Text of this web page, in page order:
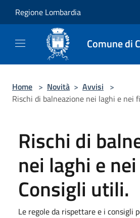
Regione Lombardia
Comune di
Home > Novità > Avvisi >
Rischi di balneazione nei laghi e nei
Rischi di
nei laghi e
Consigli utili.
Le regole da rispettare e i consigli